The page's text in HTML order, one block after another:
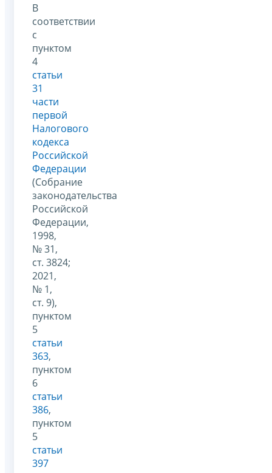
В
соответствии
с
пунктом
4
статьи
31
части
первой
Налогового
кодекса
Российской
Федерации
(Собрание
законодательства
Российской
Федерации,
1998,
№ 31,
ст. 3824;
2021,
№ 1,
ст. 9),
пунктом
5
статьи
363,
пунктом
6
статьи
386,
пунктом
5
статьи
397